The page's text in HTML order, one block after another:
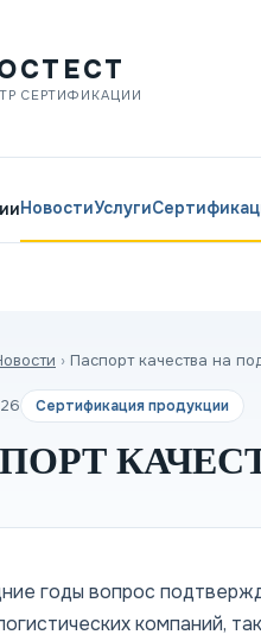
СЕРТИФИКАЦИИ
НовостиУслуги
› Паспорт качества на
Сертификация продукции
годы вопрос
компаний,